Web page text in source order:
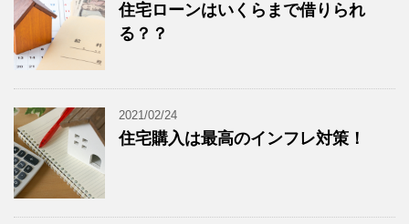
住宅ローンはいくらまで借りられ
る？？
2021/02/24
住宅購入は最高のインフレ対策！